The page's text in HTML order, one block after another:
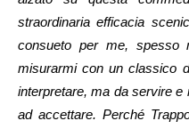
straordinaria efficacia
consueto per me, spesso
misurarmi con un classico
interpretare, ma da servire e
ad accettare. Perché